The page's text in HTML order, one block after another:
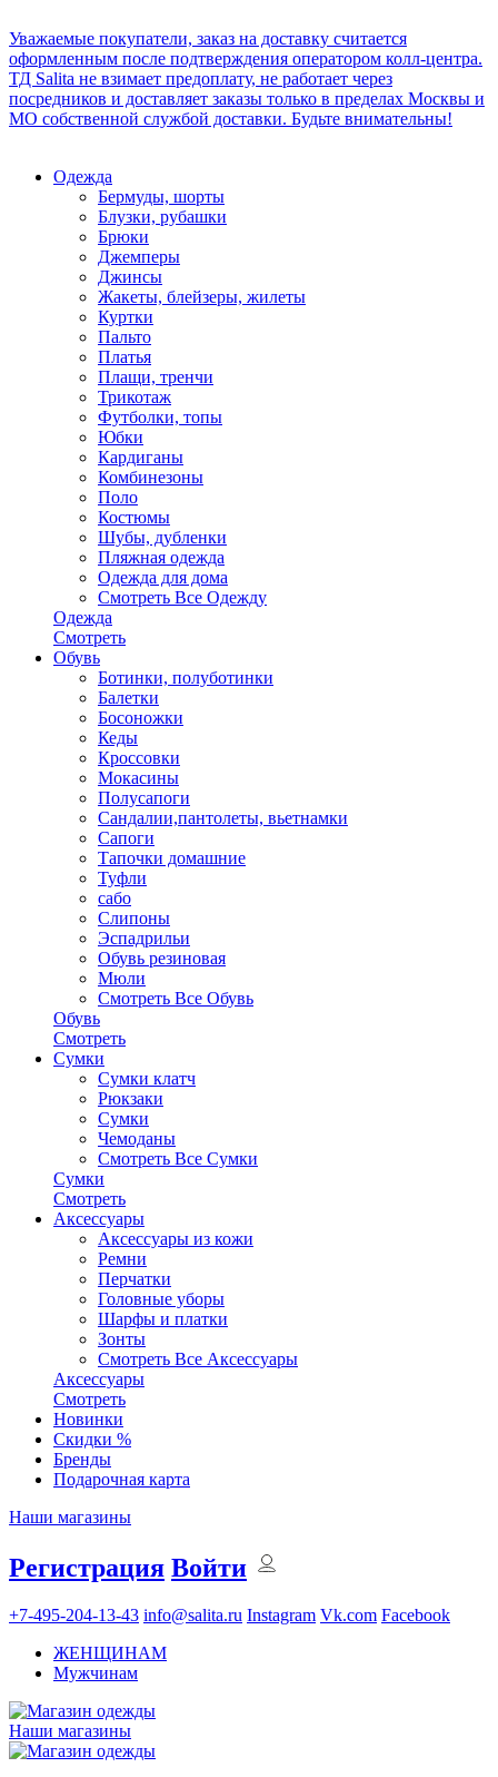
Уважаемые покупатели, заказ на доставку считается
оформленным после подтверждения оператором колл-центра.
ТД Salita не взимает предоплату, не работает через
посредников и доставляет заказы только в пределах Москвы и
МО собственной службой доставки. Будьте внимательны!
Одежда
Бермуды, шорты
Блузки, рубашки
Брюки
Джемперы
Джинсы
Жакеты, блейзеры, жилеты
Куртки
Пальто
Платья
Плащи, тренчи
Трикотаж
Футболки, топы
Юбки
Кардиганы
Комбинезоны
Поло
Костюмы
Шубы, дубленки
Пляжная одежда
Одежда для дома
Смотреть Все Одежду
Одежда
Смотреть
Обувь
Ботинки, полуботинки
Балетки
Босоножки
Кеды
Кроссовки
Мокасины
Полусапоги
Сандалии,пантолеты, вьетнамки
Сапоги
Тапочки домашние
Туфли
сабо
Слипоны
Эспадрильи
Обувь резиновая
Мюли
Смотреть Все Обувь
Обувь
Смотреть
Сумки
Сумки клатч
Рюкзаки
Сумки
Чемоданы
Смотреть Все Сумки
Сумки
Смотреть
Аксессуары
Аксессуары из кожи
Ремни
Перчатки
Головные уборы
Шарфы и платки
Зонты
Смотреть Все Аксессуары
Аксессуары
Смотреть
Новинки
Скидки %
Бренды
Подарочная карта
Наши магазины
Регистрация Войти
+7-495-204-13-43 info@salita.ru Instagram Vk.com Facebook
ЖЕНЩИНАМ
Мужчинам
Наши магазины